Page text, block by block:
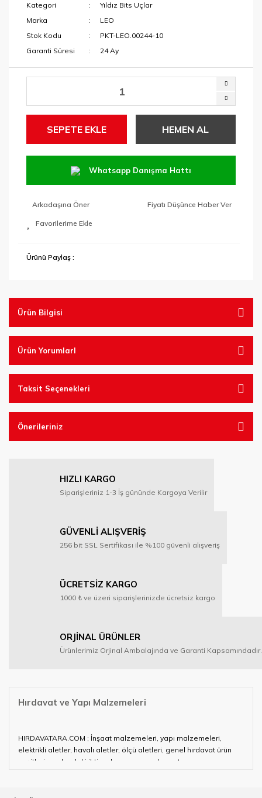
Kategori
Yıldız Bits Uçlar
Marka
LEO
Stok Kodu
PKT-LEO.00244-10
Garanti Süresi
24 Ay
SEPETE EKLE HEMEN AL
Whatsapp Danışma Hattı
Arkadaşına Öner Fiyatı Düşünce Haber Ver
Ürünü Paylaş :
Ürün Bilgisi
Ürün YorumlarI
Taksit Seçenekleri
Önerileriniz
HIZLI KARGO
Siparişleriniz 1-3 İş gününde Kargoya Verilir
GÜVENLİ ALIŞVERİŞ
256 bit SSL Sertifikası ile %100 güvenli alışveriş
ÜCRETSİZ KARGO
1000 ₺ ve üzeri siparişlerinizde ücretsiz kargo
ORJİNAL ÜRÜNLER
Ürünlerimiz Orjinal Ambalajında ve Garanti Kapsamındadır.
Hırdavat ve Yapı Malzemeleri
HIRDAVATARA.COM ; İnşaat malzemeleri, yapı malzemeleri,
elektrikli aletler, havalı aletler, ölçü aletleri, genel hırdavat ürün
çeşitleri ve alandaki ihtiyaçlarınızın neredeyse tamamını